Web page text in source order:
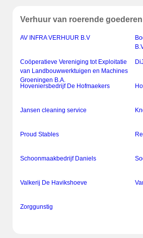
Verhuur van roerende
AV INFRA VERHUUR B.V
Coöperatieve Vereniging tot Exploitatie
van Landbouwwerktuigen en Machines
Groeningen B.A.
Hoveniersbedrijf De Hofmaekers
Jansen cleaning service
Proud Stables
Schoonmaakbedrijf Daniels
Valkerij De Havikshoeve
Zorggunstig